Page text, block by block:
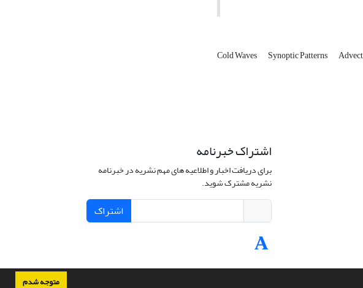
متوجه شدم
Cold Waves Synoptic Patterns
اشتراک خبرنامه
برای دریافت اخبار و اطلاعیه های مهم نشریه در خبرنامه
نشریه مشترک شوید.
اشتراک